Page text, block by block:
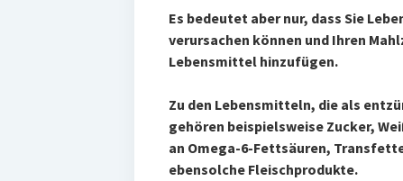
Es bedeutet aber nur, dass Sie
verursachen können und Ihren
Lebensmittel hinzufügen.
Zu den Lebensmitteln, die als
gehören beispielsweise Zucker,
an Omega-6-Fettsäuren,
ebensolche Fleischprodukte.